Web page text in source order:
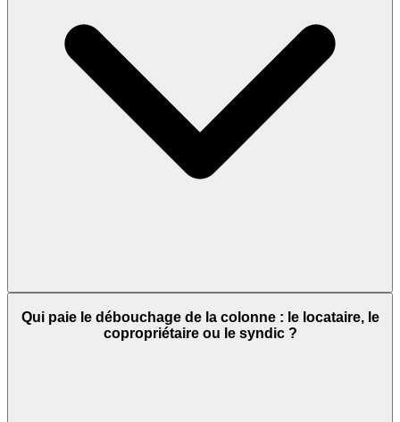
Qui paie le débouchage de la colonne : le locataire, le
copropriétaire ou le syndic ?